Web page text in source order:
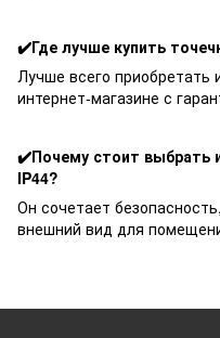
✔️Где лучше купить
Лучше всего
интернет-магазине с
✔️Почему стоит выбрать
IP44?
Он сочетает
внешний вид для